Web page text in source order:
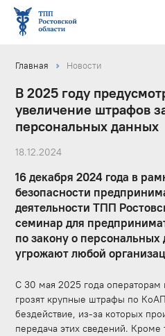
Главная Новости
В 2025 году
увеличение штрафов
персональных данных
18.12.2024
16 декабря 2024 года в
безопасности
деятельности ТПП
семинар для
по закону о
угрожают любой
С 30 мая 2025 года
грозят крупные штрафы по
бездействие, из-за которых
передача этих сведений. Кроме